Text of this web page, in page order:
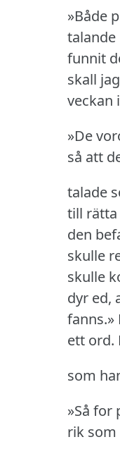
»Både
talande
funnit
skall
veckan
»De
så att
talade
till rätta
den
skulle
skulle
dyr ed,
fanns.»
ett ord.
som
»Så for
rik som